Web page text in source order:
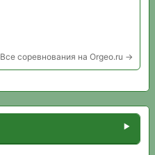
Все соревнования на Orgeo.ru →